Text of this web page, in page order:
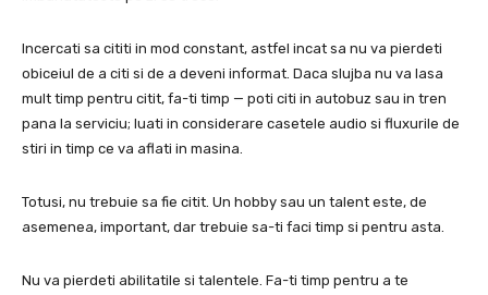
Incercati sa cititi in mod constant, astfel incat sa nu va pierdeti
obiceiul de a citi si de a deveni informat. Daca slujba nu va lasa
mult timp pentru citit, fa-ti timp — poti citi in autobuz sau in tren
pana la serviciu; luati in considerare casetele audio si fluxurile de
stiri in timp ce va aflati in masina.
Totusi, nu trebuie sa fie citit. Un hobby sau un talent este, de
asemenea, important, dar trebuie sa-ti faci timp si pentru asta.
Nu va pierdeti abilitatile si talentele. Fa-ti timp pentru a te